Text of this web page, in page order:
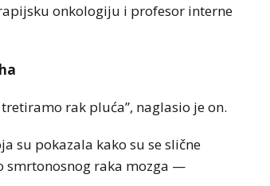
onkologiju i profesor interne
rak pluća”, naglasio je on.
su pokazala kako su se slične
smrtonosnog raka mozga —